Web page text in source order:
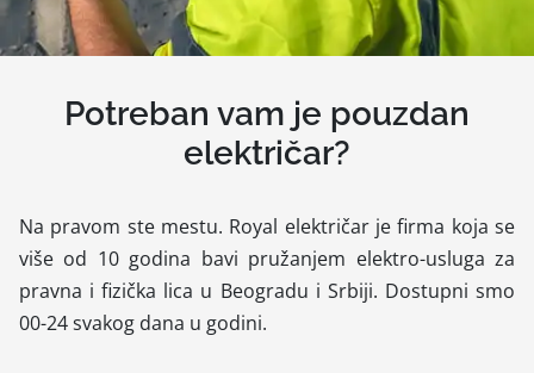
Potreban vam je pouzdan
električar?
Na pravom ste mestu. Royal električar je firma koja se
više od 10 godina bavi pružanjem elektro-usluga za
pravna i fizička lica u Beogradu i Srbiji. Dostupni smo
00-24 svakog dana u godini.